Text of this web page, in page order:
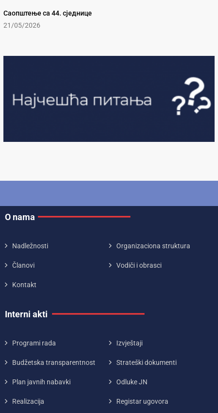
Саопштење са 44. сједнице
21/05/2026
O nama
Nadležnosti Organizaciona struktura
Članovi Vodiči i obrasci
Kontakt
Interni akti
Programi rada Izvještaji
Budžetska transparentnost Strateški dokumenti
Plan javnih nabavki Odluke JN
Realizacija Registar ugovora